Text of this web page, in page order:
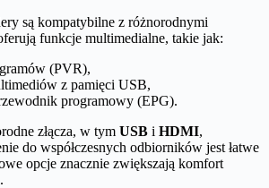
są kompatybilne z różnorodnymi
funkcje multimedialne, takie jak:
(PVR),
z pamięci USB,
programowy (EPG).
złącza, w tym USB i HDMI,
do współczesnych odbiorników jest łatwe
opcje znacznie zwiększają komfort